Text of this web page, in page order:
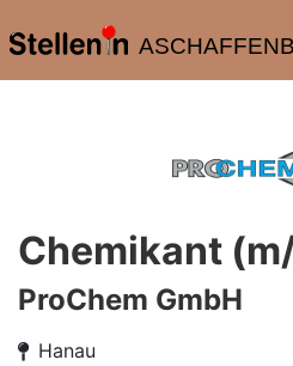
Chemikant
ProChem GmbH
Hanau